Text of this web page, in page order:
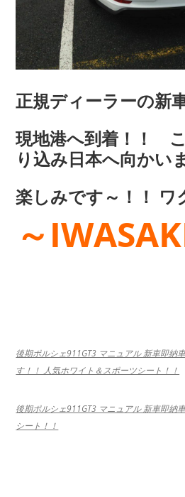
正規ディーラーの新
現地港へ到着！！
り込み日本へ向かい
楽しみです～！！ ワ
～
後期ポルシェ911GT3 マニュアル 新車即納
す！！ 人気ホワイト＆スポーツシート！！
後期ポルシェ911GT3 マニュアル 新車即納
シート！！